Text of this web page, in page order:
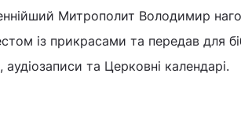
Митрополит Володимир
із прикрасами та передав для
та Церковні календарі.